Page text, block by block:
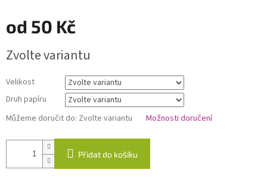
od 50 Kč
cena:
Zvolte variantu
Velikost
Druh papíru
Můžeme doručit do: Zvolte variantu Možnosti doručení
Přidat do košíku